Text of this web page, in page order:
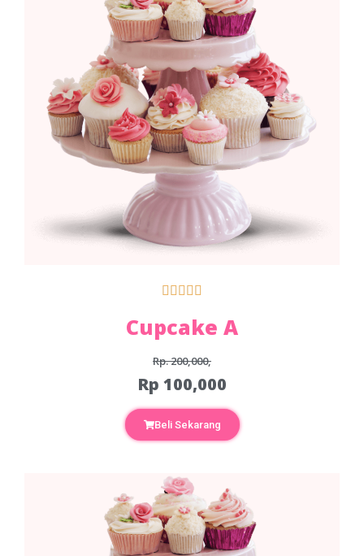
    
Cupcake A
Rp. 200,000,
Rp 100,000
Beli Sekarang